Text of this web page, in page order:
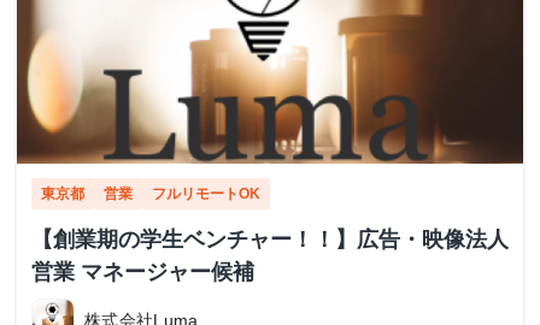
東京都 営業 フルリモートOK
【創業期の学生ベンチャー！！】広告・映像法人
営業 マネージャー候補
株式会社Luma